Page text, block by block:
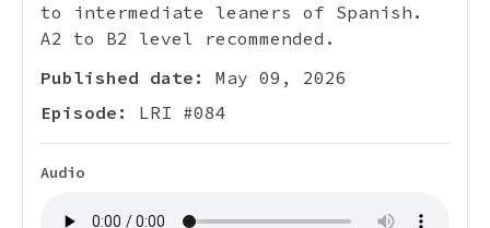
to intermediate leaners of Spanish.
A2 to B2 level recommended.
Published date:
May 09, 2026
Episode:
LRI #084
Audio